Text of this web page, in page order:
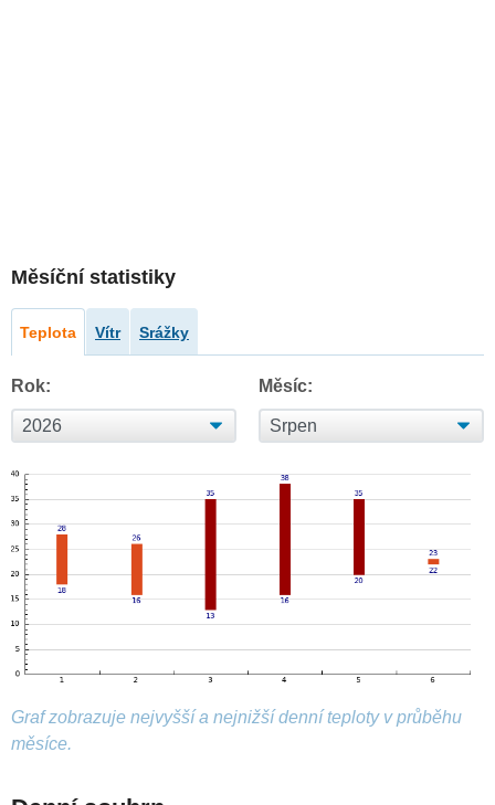
Měsíční statistiky
Teplota Vítr Srážky
Rok: Měsíc:
Graf zobrazuje nejvyšší a nejnižší denní teploty v průběhu
měsíce.